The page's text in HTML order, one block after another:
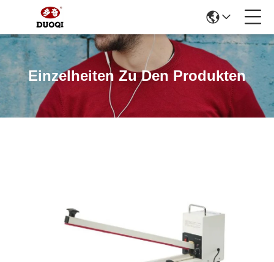
Einzelheiten Zu Den Produkten